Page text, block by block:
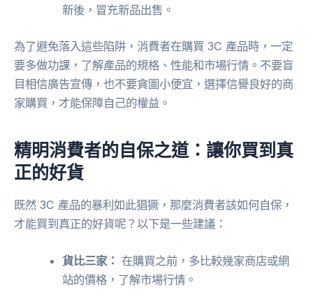
新後，冒充新品出售。
為了避免落入這些陷阱，消費者在購買 3C 產品時，一定
要多做功課，了解產品的規格、性能和市場行情。不要盲
目相信廣告宣傳，也不要貪圖小便宜，選擇信譽良好的商
家購買，才能保障自己的權益。
精明消費者的自保之道：讓你買到真
正的好貨
既然 3C 產品的暴利如此猖獗，那麼消費者該如何自保，
才能買到真正的好貨呢？以下是一些建議：
貨比三家： 在購買之前，多比較幾家商店或網
站的價格，了解市場行情。